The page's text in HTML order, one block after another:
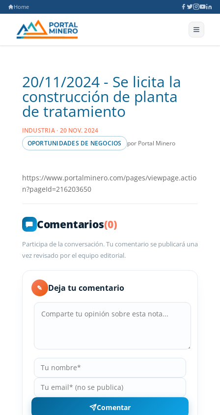
Home
20/11/2024 - Se licita la
construcción de planta
de tratamiento
INDUSTRIA · 20 NOV. 2024
OPORTUNIDADES DE NEGOCIOS
por Portal Minero
https://www.portalminero.com/pages/viewpage.actio
n?pageId=216203650
Comentarios(0)
Participa de la conversación. Tu comentario se publicará una
vez revisado por el equipo editorial.
✎ Deja tu comentario
Comentar